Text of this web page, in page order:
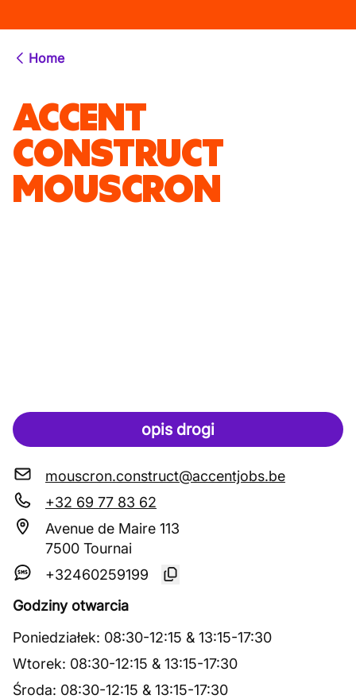
Home
ACCENT
CONSTRUCT
MOUSCRON
opis drogi
mouscron.construct@accentjobs.be
+32 69 77 83 62
Avenue de Maire 113
7500 Tournai
+32460259199
Godziny otwarcia
Poniedziałek: 08:30-12:15 & 13:15-17:30
Wtorek: 08:30-12:15 & 13:15-17:30
Środa: 08:30-12:15 & 13:15-17:30